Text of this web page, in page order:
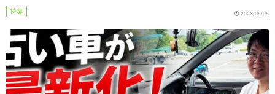
特集 2026/08/05